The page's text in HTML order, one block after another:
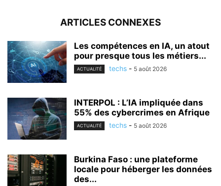
ARTICLES CONNEXES
Les compétences en IA, un atout
pour presque tous les métiers...
ACTUALITÉ techs - 5 août 2026
INTERPOL : L’IA impliquée dans
55% des cybercrimes en Afrique
ACTUALITÉ techs - 5 août 2026
Burkina Faso : une plateforme
locale pour héberger les données
des...